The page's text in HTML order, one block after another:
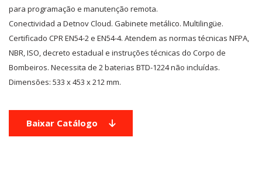
para programação e manutenção remota.
Conectividad a Detnov Cloud. Gabinete metálico. Multilingüe.
Certificado CPR EN54-2 e EN54-4. Atendem as normas técnicas NFPA,
NBR, ISO, decreto estadual e instruções técnicas do Corpo de
Bombeiros. Necessita de 2 baterias BTD-1224 não incluídas.
Dimensões: 533 x 453 x 212 mm.
Baixar Catálogo